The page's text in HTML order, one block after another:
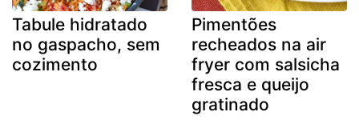
Tabule hidratado
no gaspacho, sem
cozimento
Pimentões
recheados na air
fryer com salsicha
fresca e queijo
gratinado